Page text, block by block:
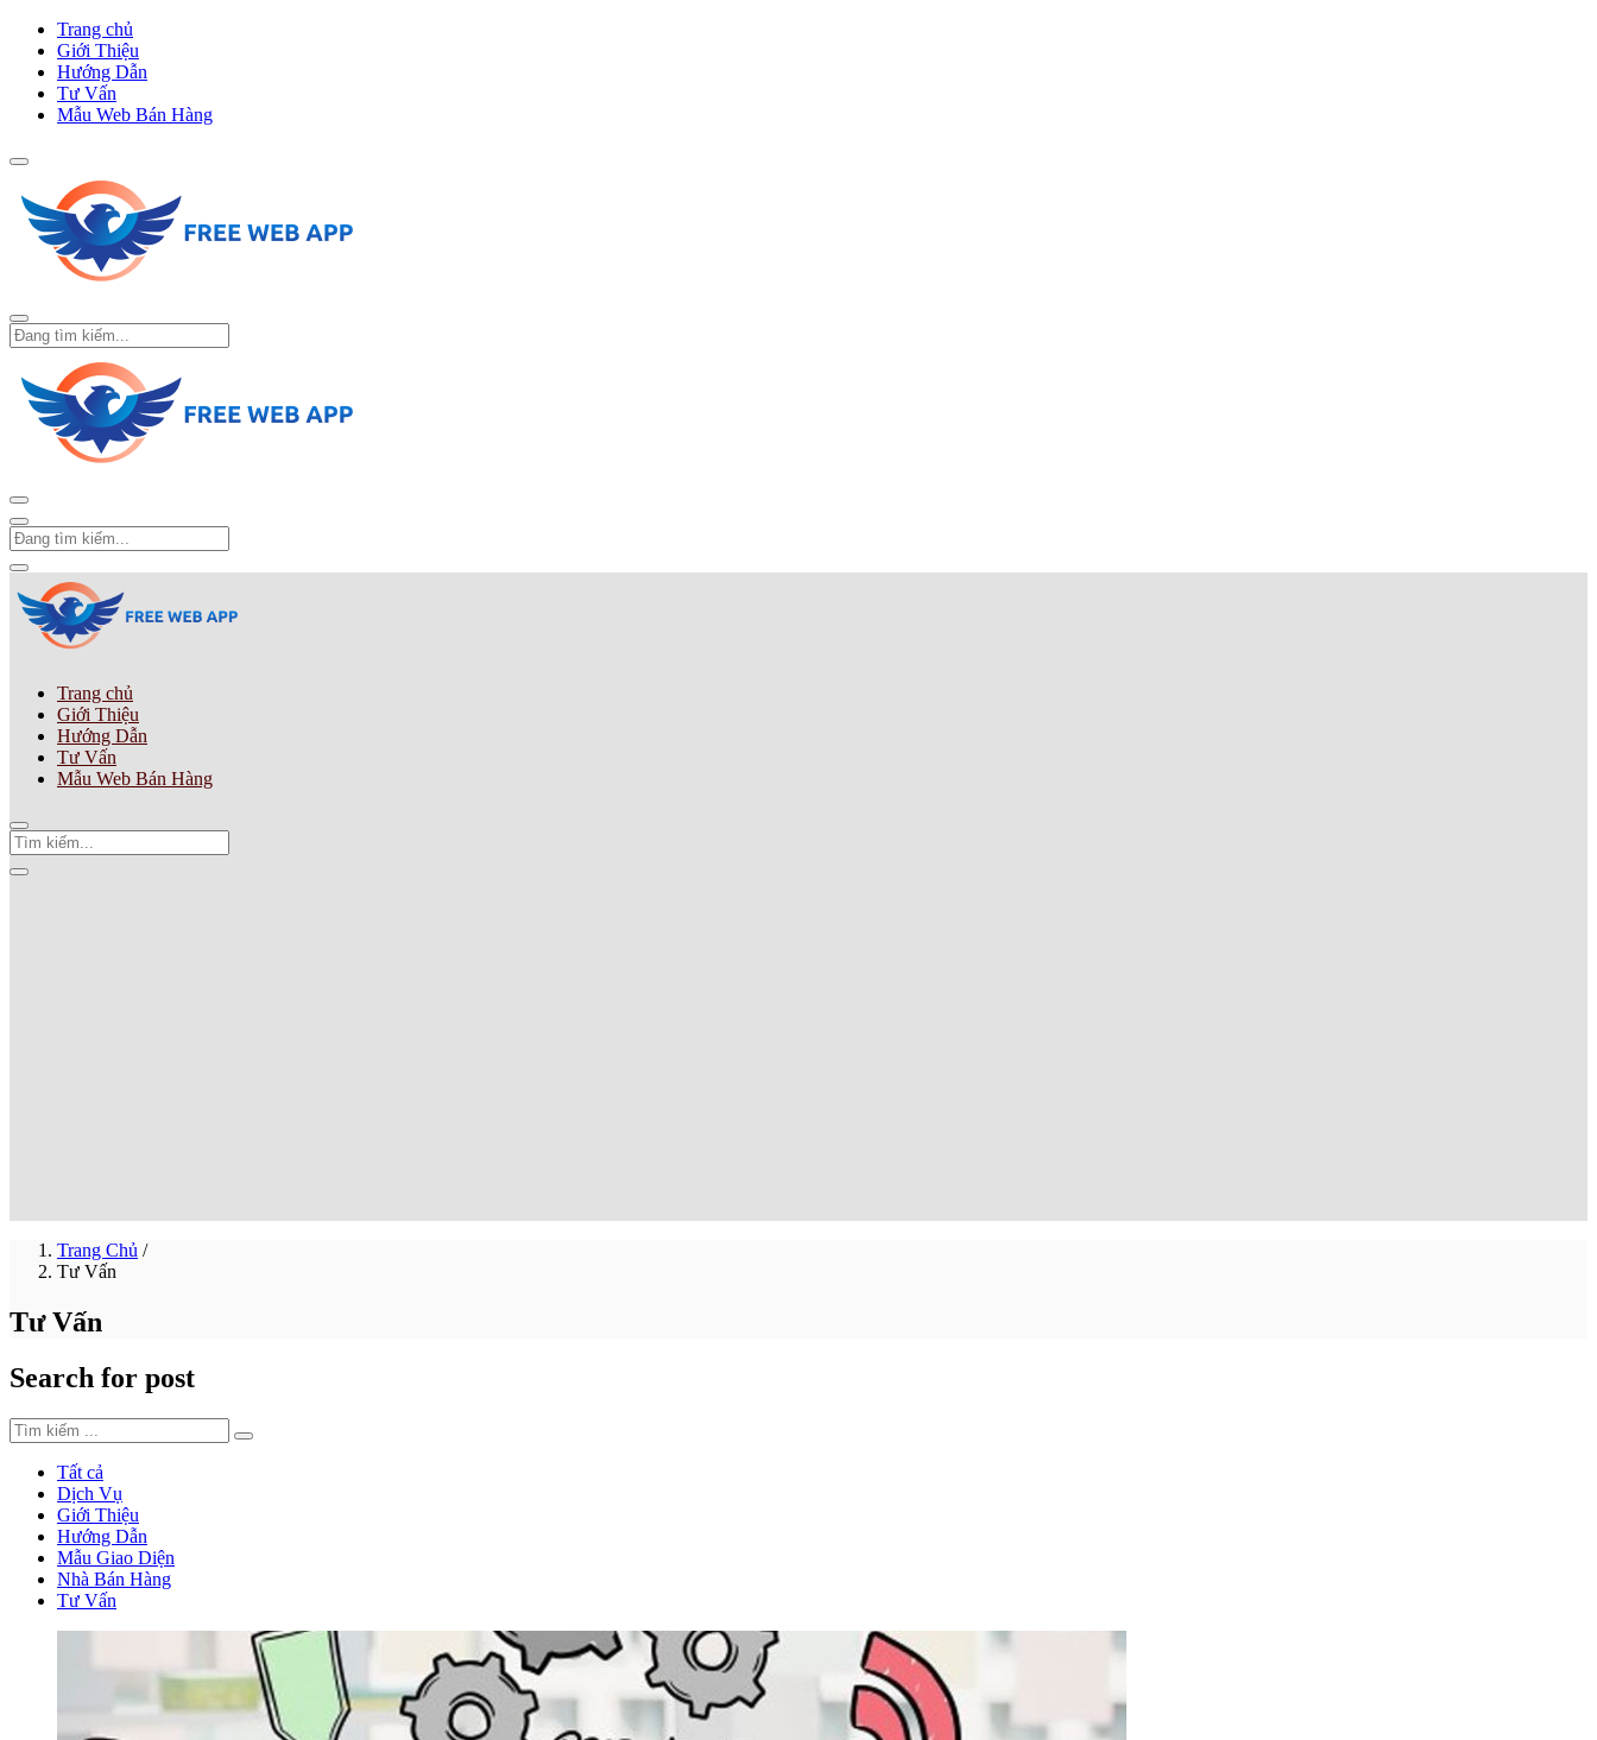
Trang chủ
Giới Thiệu
Hướng Dẫn
Tư Vấn
Mẫu Web Bán Hàng
Trang chủ
Giới Thiệu
Hướng Dẫn
Tư Vấn
Mẫu Web Bán Hàng
Trang Chủ /
Tư Vấn
Tư Vấn
Search for post
Tất cả
Dịch Vụ
Giới Thiệu
Hướng Dẫn
Mẫu Giao Diện
Nhà Bán Hàng
Tư Vấn